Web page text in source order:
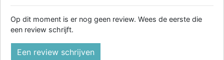
Op dit moment is er nog geen review. Wees de eerste die
een review schrijft.
Een review schrijven